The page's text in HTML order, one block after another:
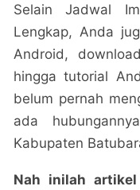
Selain Jadwal
Lengkap, Anda
Android,
hingga tutorial
belum pernah
ada
Kabupaten
Nah inilah